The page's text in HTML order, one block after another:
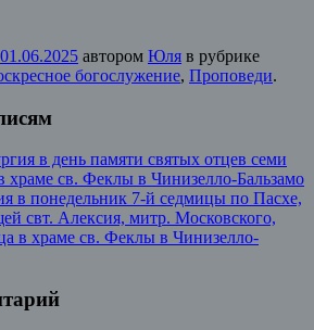
01.06.2025 автором Юля в рубрике
богослужение, Проповеди.
в день памяти святых отцев семи
храме св. Феклы в Чинизелло-Бальзамо
в понедельник 7-й седмицы по Пасхе,
свт. Алексия, митр. Московского,
в храме св. Феклы в Чинизелло-